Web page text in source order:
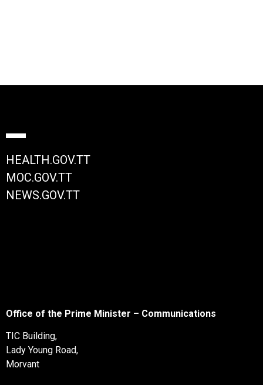
HEALTH.GOV.TT
MOC.GOV.TT
NEWS.GOV.TT
Office of the Prime Minister – Communications
TIC Building,
Lady Young Road,
Morvant